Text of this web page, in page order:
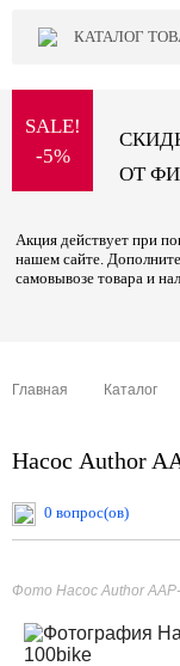
КАТАЛОГ
SALE!
-5%
ОТ
Акция действует при
нашем сайте.
самовывозе товара и
Главная Каталог
Насос Author
0 вопрос(ов)
Фото Насос Author